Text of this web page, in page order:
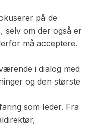
på de
selv om der også er
må acceptere.
i dialog med
og den største
som leder. Fra